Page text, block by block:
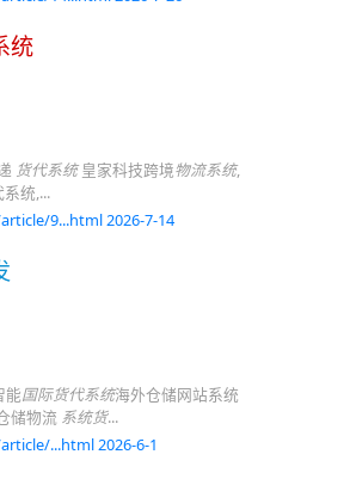
统
货代系统皇家科技跨境物流系统,
统,...
9...html 2026-7-14
能国际货代系统海外仓储网站系统
储物流 系统货...
...html 2026-6-1